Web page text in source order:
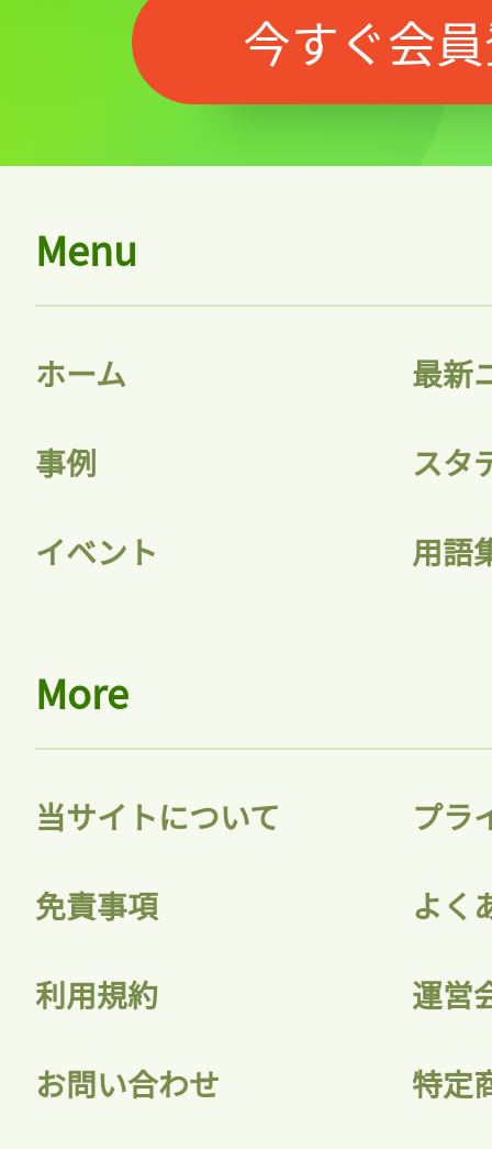
ログイン
会員登録
今すぐ会
Menu
ホーム 最新
事例 スタ
イベント 用語
More
当サイトについて プラ
免責事項 よく
利用規約 運営
お問い合わせ 特定